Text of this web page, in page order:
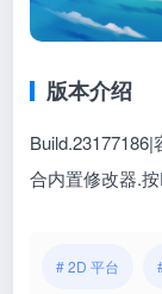
版本介绍
Build.23177186|
合内置修改器.
# 2D 平台